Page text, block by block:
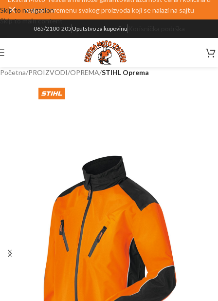
Skip to navigation
Skip to main content
realnom vremenu svakog proizvoda koji se nalazi na sajtu
065/2100-205Uputstvo za kupovinu
Početna PROIZVODI OPREMA STIHL Oprema